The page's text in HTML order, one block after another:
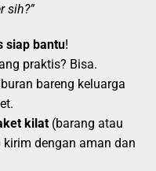
sih?”
siap bantu!
praktis? Bisa.
bareng keluarga
kilat (barang atau
dengan aman dan